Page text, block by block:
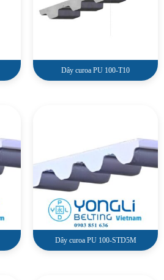
Dây curoa PU 100-T10
Dây curoa PU 100-STD5M